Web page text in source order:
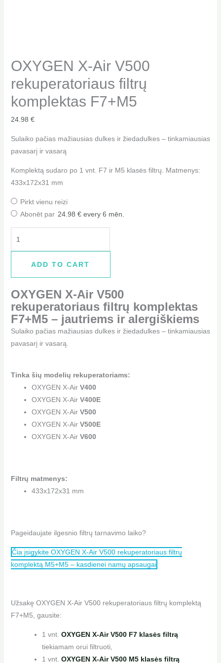
OXYGEN X-Air V500
rekuperatoriaus filtrų
komplektas F7+M5
24.98 €
Sulaiko pačias mažiausias dulkes ir žiedadulkes – tinkamiausias
pavasarį ir vasarą
Komplektą sudaro po 1 vnt. F7 ir M5 klasės filtrų. Matmenys:
433x172x31 mm
Pirkt vienu reizi
Abonēt par 24.98€ every 6 mēn.
ADD TO CART
OXYGEN X-Air V500
rekuperatoriaus filtrų komplektas
F7+M5 – jautriems ir alergiškiems
Sulaiko pačias mažiausias dulkes ir žiedadulkes – tinkamiausias
pavasarį ir vasarą.
Tinka šių modelių rekuperatoriams:
OXYGEN X-Air V400
OXYGEN X-Air V400E
OXYGEN X-Air V500
OXYGEN X-Air V500E
OXYGEN X-Air V600
Filtrų matmenys:
433x172x31 mm
Pageidaujate ilgesnio filtrų tarnavimo laiko?
Čia įsigykite OXYGEN X-Air V500 rekuperatoriaus filtrų
komplektą M5+M5 – kasdienei namų apsaugai
Užsakę OXYGEN X-Air V500 rekuperatoriaus filtrų komplektą
F7+M5, gausite:
1 vnt. OXYGEN X-Air V500 F7 klasės filtrą
tiekiamam orui filtruoti,
1 vnt. OXYGEN X-Air V500 M5 klasės filtrą